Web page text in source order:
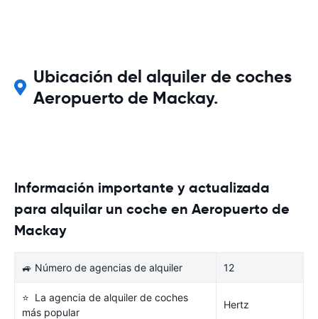
Ubicación del alquiler de coches
Aeropuerto de Mackay.
Información importante y actualizada
para alquilar un coche en Aeropuerto de
Mackay
🚙 Número de agencias de alquiler 12
⭐ La agencia de alquiler de coches
más popular
Hertz